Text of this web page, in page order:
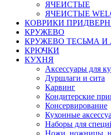
ЯЧЕИСТЫЕ
ЯЧЕИСТЫЕ
КОВРИКИ
КРУЖЕВО
КРУЖЕВО ТЕСЬМА И
КРЮЧКИ
КУХНЯ
Аксессуары
Дуршлаги и сита
Карвинг
Кондитерские
Консервирование
Кухонные
Наборы для